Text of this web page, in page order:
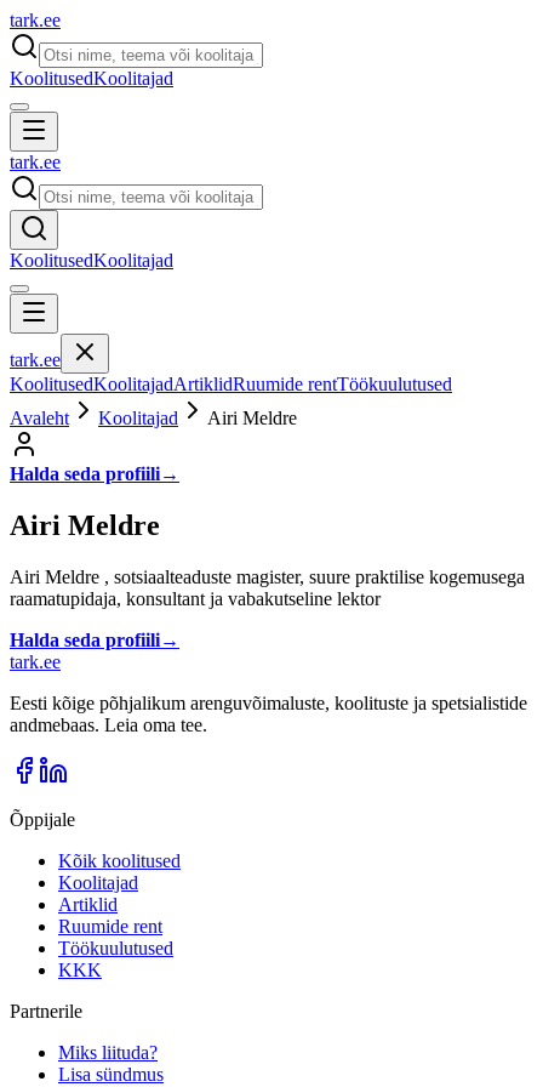
tark.ee
KoolitusedKoolitajad
tark.ee
KoolitusedKoolitajad
tark.ee
KoolitusedKoolitajadArtiklidRuumide rentTöökuulutused
Avaleht
Koolitajad Airi Meldre
Halda seda profiili→
Airi Meldre
Airi Meldre , sotsiaalteaduste magister, suure praktilise kogemusega
raamatupidaja, konsultant ja vabakutseline lektor
Halda seda profiili→
tark.ee
Eesti kõige põhjalikum arenguvõimaluste, koolituste ja spetsialistide
andmebaas. Leia oma tee.
Õppijale
Kõik koolitused
Koolitajad
Artiklid
Ruumide rent
Töökuulutused
KKK
Partnerile
Miks liituda?
Lisa sündmus